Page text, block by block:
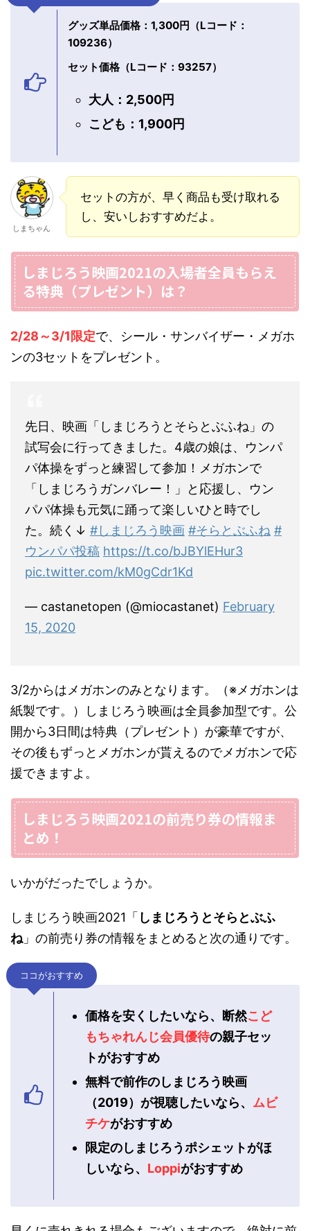
グッズ単品価格：1,300円（Lコード：
109236）
セット価格（Lコード：93257）
大人：2,500円
こども：1,900円
しまちゃん
セットの方が、早く商品も受け取れる
し、安いしおすすめだよ。
しまじろう映画2021の入場者全員もらえ
る特典（プレゼント）は？
2/28～3/1限定で、シール・サンバイザー・メガホ
ンの3セットをプレゼント。
先日、映画「しまじろうとそらとぶふね」の
試写会に行ってきました。4歳の娘は、ウンパ
パ体操をずっと練習して参加！メガホンで
「しまじろうガンバレー！」と応援し、ウン
パパ体操も元気に踊って楽しいひと時でし
た。続く↓ #しまじろう映画 #そらとぶふね #
ウンパパ投稿 https://t.co/bJBYlEHur3
pic.twitter.com/kM0gCdr1Kd
— castanetopen (@miocastanet) February
15, 2020
3/2からはメガホンのみとなります。（※メガホンは
紙製です。）しまじろう映画は全員参加型です。公
開から3日間は特典（プレゼント）が豪華ですが、
その後もずっとメガホンが貰えるのでメガホンで応
援できますよ。
しまじろう映画2021の前売り券の情報ま
とめ！
いかがだったでしょうか。
しまじろう映画2021「 しまじろうとそらとぶふ
ね」の前売り券の情報をまとめると次の通りです。
ココがおすすめ
価格を安くしたいなら、断然こど
もちゃれんじ会員優待の親子セッ
トがおすすめ
無料で前作のしまじろう映画
（2019）が視聴したいなら、 ムビ
チケがおすすめ
限定のしまじろうポシェットがほ
しいなら、 Loppiがおすすめ